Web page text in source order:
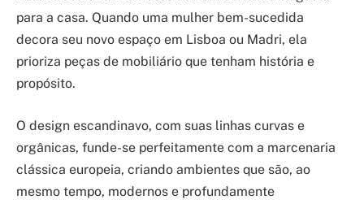
para a casa. Quando uma mulher bem-sucedida
decora seu novo espaço em Lisboa ou Madri, ela
prioriza peças de mobiliário que tenham história e
propósito.
O design escandinavo, com suas linhas curvas e
orgânicas, funde-se perfeitamente com a marcenaria
clássica europeia, criando ambientes que são, ao
mesmo tempo, modernos e profundamente